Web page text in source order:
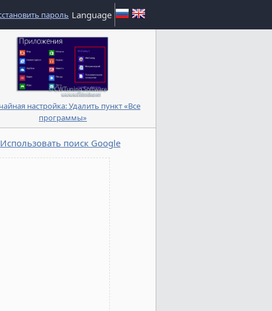
пароль Language
настройка: Удалить пункт «Все
программы»
Использовать поиск Google